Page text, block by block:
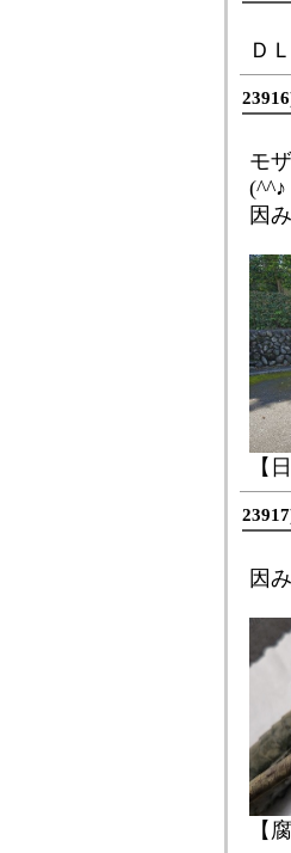
Ｄ
モ
(^^♪
因
【
因
【